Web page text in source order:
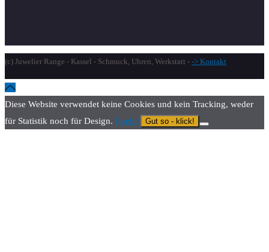
(c) Juwelier Range - Kassel - Schmuck, Uhren, Werkstatt - -> Kontakt
Diese Website verwendet keine Cookies und kein Tracking, weder
für Statistik noch für Design. [mehr] Gut so - klick!